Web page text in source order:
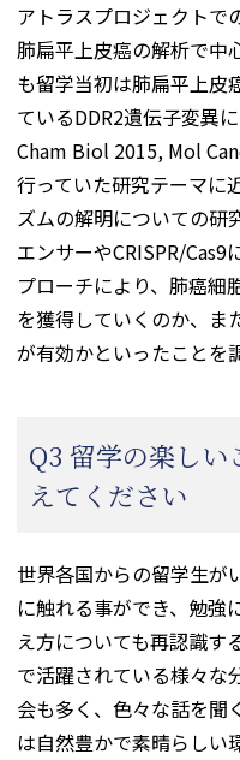
アトラスプロジェクトで
肺扁平上皮癌の解析で中
も留学当初は肺扁平上皮
ているDDR2遺伝子変異
Cham Biol 2015, Mol
行っていた研究テーマに
ズムの解明についての研
エンサーやCRISPR/
プローチにより、肺癌細
を獲得していくのか、ま
が有効かといったことを
Q3 留学の楽し
えてください
世界各国からの留学生が
に触れる事ができ、勉強
え方についても再認識す
で活躍されている様々な
会も多く、色々な話を聞
は自然豊かで素晴らしい